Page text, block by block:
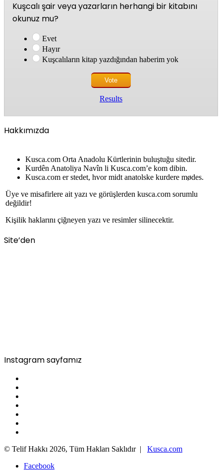
Kuşcalı şair veya yazarların herhangi bir kitabını
okunuz mu?
Evet
Hayır
Kuşcalıların kitap yazdığından haberim yok
Results
Hakkımızda
Kusca.com Orta Anadolu Kürtlerinin buluştuğu sitedir.
Kurdên Anatoliya Navîn li Kusca.com’e kom dibin.
Kusca.com er stedet, hvor midt anatolske kurdere mødes.
Üye ve misafirlere ait yazı ve görüşlerden kusca.com sorumlu
değildir!
Kişilik haklarını çiğneyen yazı ve resimler silinecektir.
Site’den
Instagram sayfamız
© Telif Hakkı 2026, Tüm Hakları Saklıdır | Kusca.com
Facebook